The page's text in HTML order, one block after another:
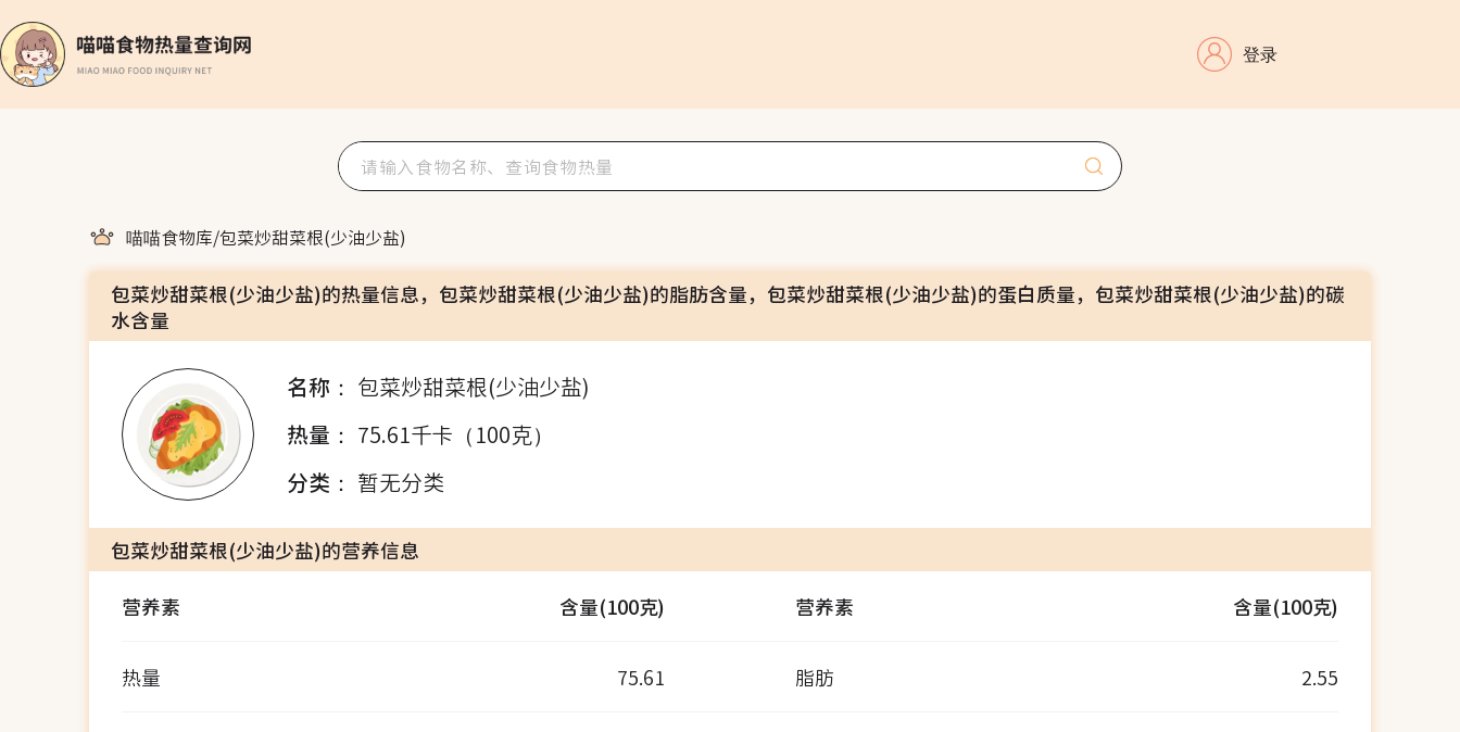
登录
喵喵食物库/包菜炒甜菜根(少油少盐)
包菜炒甜菜根(少油少盐)的热量信息，包菜炒甜菜根(少油少盐)的脂肪含量，包菜炒甜菜根(少油少盐)的蛋白质量，包菜炒甜菜根(少油少盐)的碳
水含量
名称： 包菜炒甜菜根(少油少盐)
热量： 75.61千卡（100克）
分类： 暂无分类
包菜炒甜菜根(少油少盐)的营养信息
营养素
含量(100克) 营养素 含量(100克)
热量 75.61 脂肪 2.55